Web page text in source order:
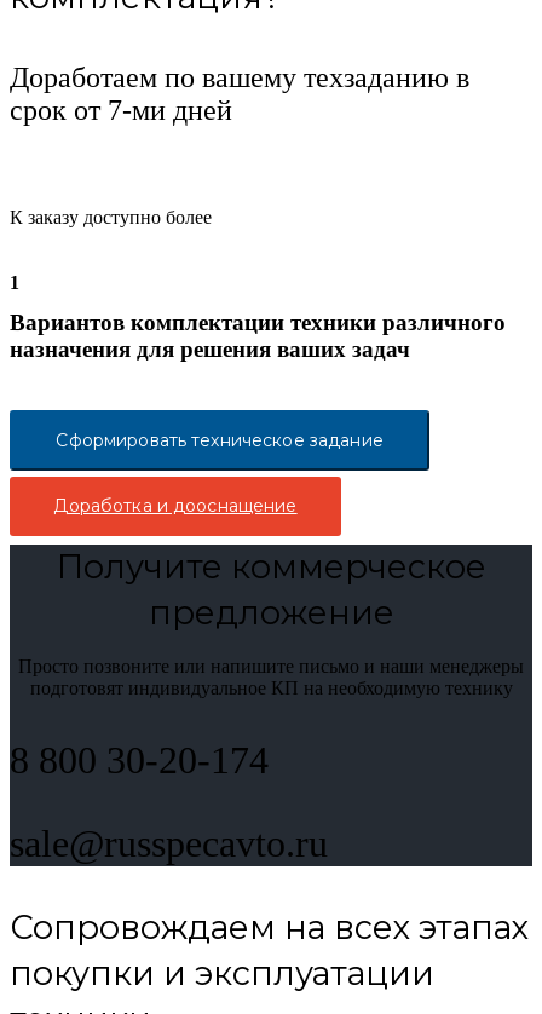
Доработаем по вашему техзаданию в
срок от 7-ми дней
К заказу доступно более
1
Вариантов комплектации техники различного
назначения для решения ваших задач
Сформировать техническое задание
Доработка и дооснащение
Получите коммерческое
предложение
Просто позвоните или напишите письмо и наши менеджеры
подготовят индивидуальное КП на необходимую технику
8 800 30-20-174
sale@russpecavto.ru
Сопровождаем на всех этапах
покупки и эксплуатации